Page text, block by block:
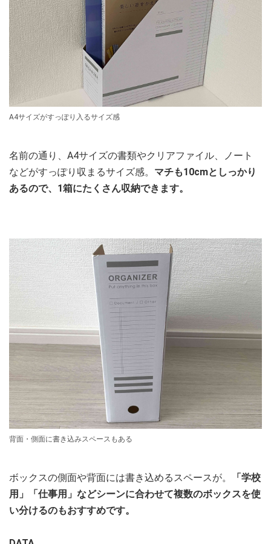
A4サイズがすっぽり入るサイズ感
名前の通り、A4サイズの書類やクリアファイル、ノート
などがすっぽり収まるサイズ感。 マチも10cmとしっかり
あるので、1箱にたくさん収納できます。
背面・側面に書き込みスペースもある
ボックスの側面や背面には書き込めるスペースが。
「学校
用」「仕事用」などシーンに合わせて複数のボックスを使
い分けるのもおすすめです。